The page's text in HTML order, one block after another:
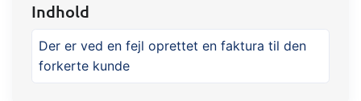
Indhold
Der er ved en fejl oprettet en faktura til den
forkerte kunde